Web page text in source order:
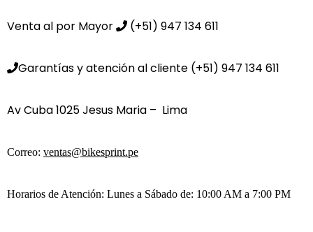
Venta al por Mayor (+51) 947 134 611
Garantías y atención al cliente (+51) 947 134 611
Av Cuba 1025 Jesus Maria – Lima
Correo: ventas@bikesprint.pe
Horarios de Atención: Lunes a Sábado de: 10:00 AM a 7:00 PM